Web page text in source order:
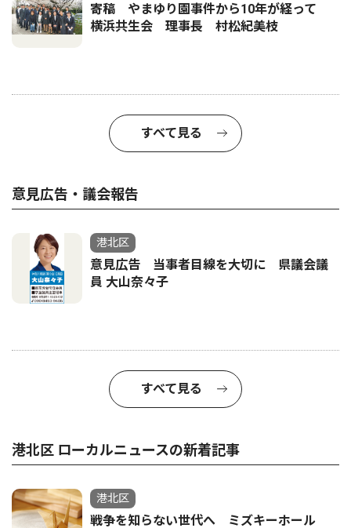
寄稿 やまゆり園事件から10年が経って
横浜共生会 理事長 村松紀美枝
すべて見る
意見広告・議会報告
港北区
意見広告 当事者目線を大切に 県議会議
員 大山奈々子
すべて見る
港北区 ローカルニュースの新着記事
港北区
戦争を知らない世代へ ミズキーホール